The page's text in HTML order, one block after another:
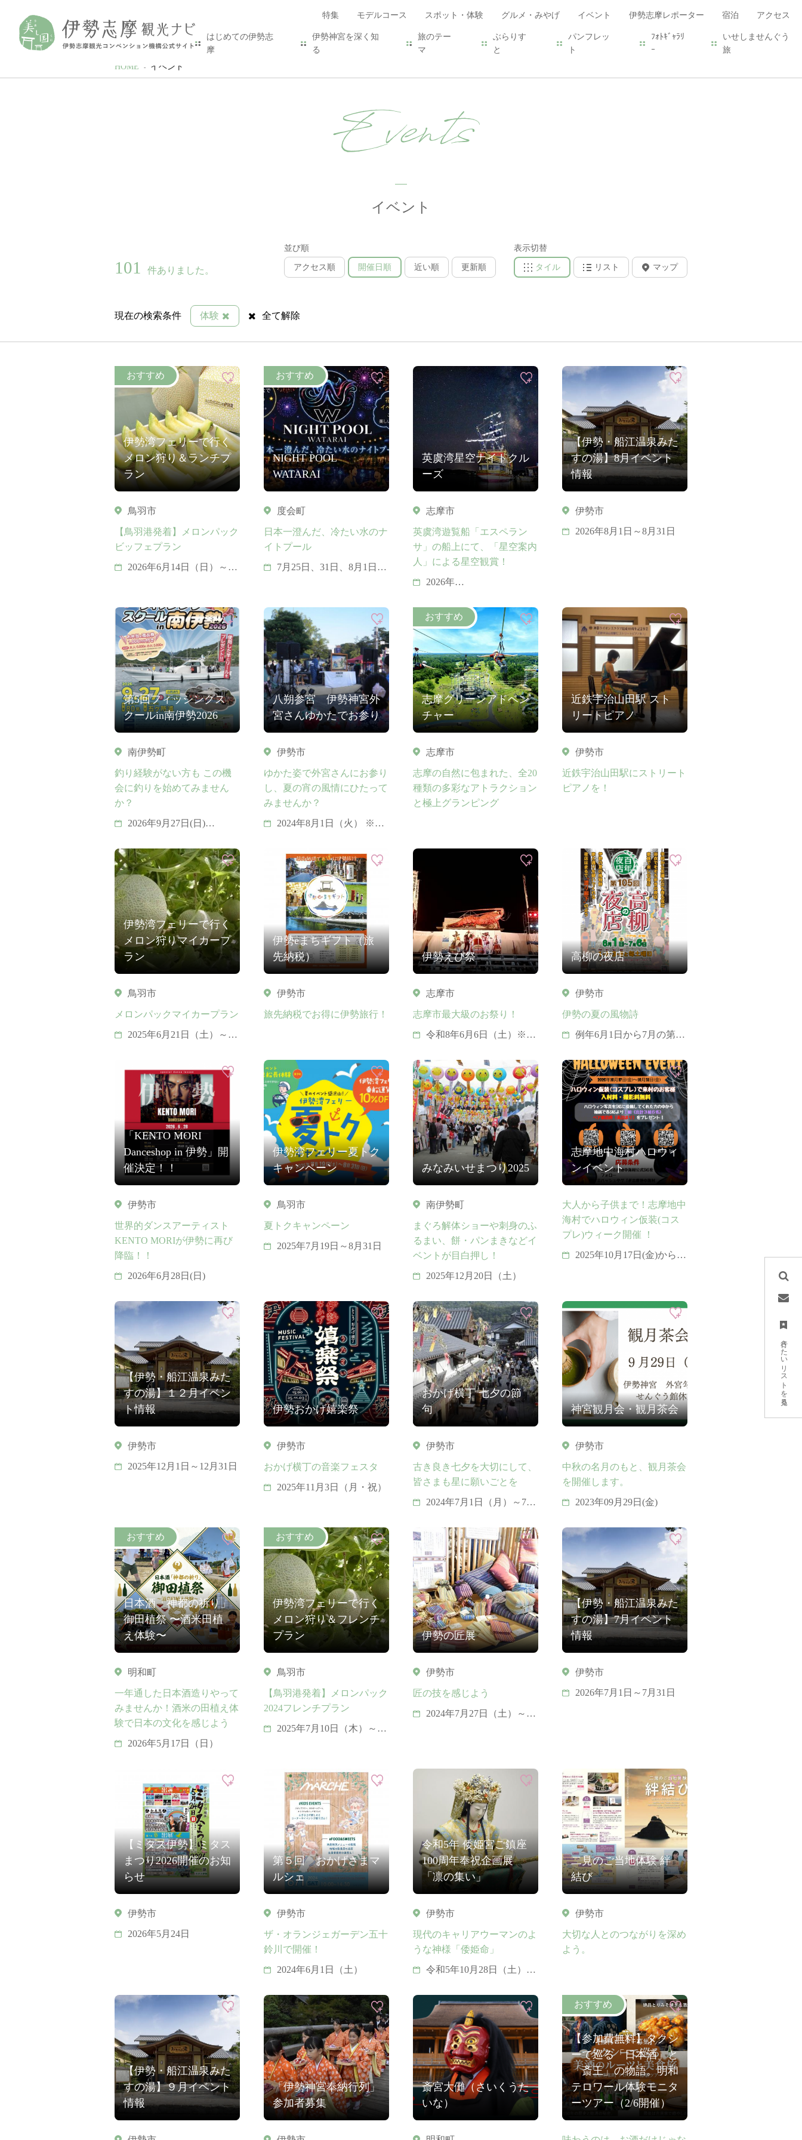
特集 モデルコース スポット・体験 グルメ・みやげ イベント 伊勢志摩レポーター 宿泊 アクセス
はじめての伊勢志
摩
伊勢神宮を深く知
る
旅のテー
マ
ぶらりす
と
パンフレッ
ト
ﾌｫﾄｷﾞｬﾗﾘ
ｰ
いせしませんぐう
旅
行きたいリストを見る
HOME イベント
Events
イベント
101 件ありました。
並び順
アクセス順 開催日順 近い順 更新順
表示切替
タイル リスト マップ
現在の検索条件 体験 全て解除
伊勢湾フェリーで行く
メロン狩り＆ランチプ
ラン
鳥羽市
【鳥羽港発着】メロンパック
ビッフェプラン
2026年6月14日（日）～8
NIGHT POOL
WATARAI
度会町
日本一澄んだ、冷たい水のナ
イトプール
7月25日、31日、8月1日、
日、22日、28日、29日 ※
天候により中止となる場
合があります。
英虞湾星空ナイトクル
ーズ
志摩市
英虞湾遊覧船「エスペラン
サ」の船上にて、「星空案内
人」による星空観賞！
2026年
日（土）
8月12日（水）・ 8月13
日（土）
8月14日（金）・ 8月15
日（土）
8月22日（土）・ 8月29
日（土）
【伊勢・船江温泉みた
すの湯】8月イベント
情報
伊勢市
2026年8月1日～8月31日
第5回フィッシングス
クールin南伊勢2026
南伊勢町
釣り経験がない方も この機
会に釣りを始めてみません
か？
2026年9月27日(日)
1日(土) 9時 ～ 8月10日(月)
17時
八朔参宮 伊勢神宮外
宮さんゆかたでお参り
伊勢市
ゆかた姿で外宮さんにお参り
し、夏の宵の風情にひたって
みませんか？
2024年8月1日（火） ※例
志摩グリーンアドベン
チャー
志摩市
志摩の自然に包まれた、全20
種類の多彩なアトラクション
と極上グランピング
近鉄宇治山田駅 スト
リートピアノ
伊勢市
近鉄宇治山田駅にストリート
ピアノを！
伊勢湾フェリーで行く
メロン狩りマイカープ
ラン
鳥羽市
メロンパックマイカープラン
2025年6月21日（土）～8
伊勢eまちギフト（旅
先納税）
伊勢市
旅先納税でお得に伊勢旅行！
伊勢えび祭
志摩市
志摩市最大級のお祭り！
令和8年6月6日（土）※予
高柳の夜店
伊勢市
伊勢の夏の風物詩
例年6月1日から7月の第1
1,6,3,8の付く日と毎週土曜
日
「KENTO MORI
Danceshop in 伊勢」開
催決定！！
伊勢市
世界的ダンスアーティスト
KENTO MORIが伊勢に再び
降臨！！
2026年6月28日(日)
伊勢湾フェリー夏トク
キャンペーン
鳥羽市
夏トクキャンペーン
2025年7月19日～8月31日
みなみいせまつり2025
南伊勢町
まぐろ解体ショーや刺身のふ
るまい、餅・パンまきなどイ
ベントが目白押し！
2025年12月20日（土）
志摩地中海村ハロウィ
ンイベント
大人から子供まで！志摩地中
海村でハロウィン仮装(コス
プレ)ウィーク開催 ！
2025年10月17日(金)から10
【伊勢・船江温泉みた
すの湯】１２月イベン
ト情報
伊勢市
2025年12月1日～12月31日
伊勢おかげ嬉楽祭
伊勢市
おかげ横丁の音楽フェスタ
2025年11月3日（月・祝）
おかげ横丁 七夕の節
句
伊勢市
古き良き七夕を大切にして、
皆さまも星に願いごとを
2024年7月1日（月）～7月
神宮観月会・観月茶会
伊勢市
中秋の名月のもと、観月茶会
を開催します。
2023年09月29日(金)
日本酒「神都の祈り」
御田植祭 〜酒米田植
え体験〜
明和町
一年通した日本酒造りやって
みませんか！酒米の田植え体
験で日本の文化を感じよう
2026年5月17日（日）
伊勢湾フェリーで行く
メロン狩り＆フレンチ
プラン
鳥羽市
【鳥羽港発着】メロンパック
2024フレンチプラン
2025年7月10日（木）～8
伊勢の匠展
伊勢市
匠の技を感じよう
2024年7月27日（土）～8
【伊勢・船江温泉みた
すの湯】7月イベント
情報
伊勢市
2026年7月1日～7月31日
【ミタス伊勢】ミタス
まつり2026開催のお知
らせ
伊勢市
2026年5月24日
第５回 おかげさまマ
ルシェ
伊勢市
ザ・オランジェガーデン五十
鈴川で開催！
2024年6月1日（土）
令和5年 倭姫宮ご鎮座
100周年奉祝企画展
「凛の集い」
伊勢市
現代のキャリアウーマンのよ
うな神様「倭姫命」
令和5年10月28日（土）～
二見のご当地体験 絆
結び
伊勢市
大切な人とのつながりを深め
よう。
【伊勢・船江温泉みた
すの湯】９月イベント
情報
「伊勢神宮奉納行列」
参加者募集
斎宮大儺（さいくうた
いな）
【参加費無料】タクシ
ーで巡る「日本酒」と
「斎王」の物語。明和
テロワール体験モニタ
ーツアー（2/6開催）